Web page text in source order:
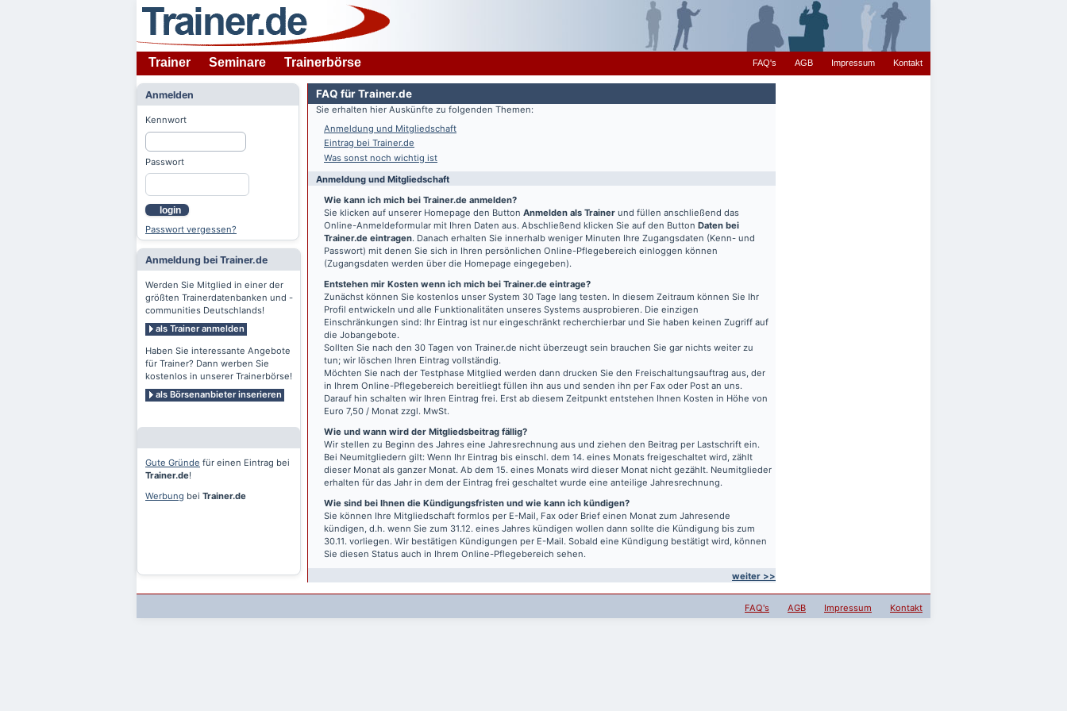
Trainer Seminare Trainerbörse FAQ's AGB Impressum Kontakt
Anmelden
Kennwort
Passwort
login
Passwort vergessen?
Anmeldung bei Trainer.de
Werden Sie Mitglied in einer der
größten Trainerdatenbanken und -
communities Deutschlands!
als Trainer anmelden
Haben Sie interessante Angebote
für Trainer? Dann werben Sie
kostenlos in unserer Trainerbörse!
als Börsenanbieter inserieren
Gute Gründe für einen Eintrag bei
Trainer.de!
Werbung bei Trainer.de
FAQ für Trainer.de
Sie erhalten hier Auskünfte zu folgenden Themen:
Anmeldung und Mitgliedschaft
Eintrag bei Trainer.de
Was sonst noch wichtig ist
Anmeldung und Mitgliedschaft
Wie kann ich mich bei Trainer.de anmelden?
Sie klicken auf unserer Homepage den Button Anmelden als Trainer und füllen anschließend das
Online-Anmeldeformular mit Ihren Daten aus. Abschließend klicken Sie auf den Button Daten bei
Trainer.de eintragen. Danach erhalten Sie innerhalb weniger Minuten Ihre Zugangsdaten (Kenn- und
Passwort) mit denen Sie sich in Ihren persönlichen Online-Pflegebereich einloggen können
(Zugangsdaten werden über die Homepage eingegeben).
Entstehen mir Kosten wenn ich mich bei Trainer.de eintrage?
Zunächst können Sie kostenlos unser System 30 Tage lang testen. In diesem Zeitraum können Sie Ihr
Profil entwickeln und alle Funktionalitäten unseres Systems ausprobieren. Die einzigen
Einschränkungen sind: Ihr Eintrag ist nur eingeschränkt recherchierbar und Sie haben keinen Zugriff auf
die Jobangebote.
Sollten Sie nach den 30 Tagen von Trainer.de nicht überzeugt sein brauchen Sie gar nichts weiter zu
tun; wir löschen Ihren Eintrag vollständig.
Möchten Sie nach der Testphase Mitglied werden dann drucken Sie den Freischaltungsauftrag aus, der
in Ihrem Online-Pflegebereich bereitliegt füllen ihn aus und senden ihn per Fax oder Post an uns.
Darauf hin schalten wir Ihren Eintrag frei. Erst ab diesem Zeitpunkt entstehen Ihnen Kosten in Höhe von
Euro 7,50 / Monat zzgl. MwSt.
Wie und wann wird der Mitgliedsbeitrag fällig?
Wir stellen zu Beginn des Jahres eine Jahresrechnung aus und ziehen den Beitrag per Lastschrift ein.
Bei Neumitgliedern gilt: Wenn Ihr Eintrag bis einschl. dem 14. eines Monats freigeschaltet wird, zählt
dieser Monat als ganzer Monat. Ab dem 15. eines Monats wird dieser Monat nicht gezählt. Neumitglieder
erhalten für das Jahr in dem der Eintrag frei geschaltet wurde eine anteilige Jahresrechnung.
Wie sind bei Ihnen die Kündigungsfristen und wie kann ich kündigen?
Sie können Ihre Mitgliedschaft formlos per E-Mail, Fax oder Brief einen Monat zum Jahresende
kündigen, d.h. wenn Sie zum 31.12. eines Jahres kündigen wollen dann sollte die Kündigung bis zum
30.11. vorliegen. Wir bestätigen Kündigungen per E-Mail. Sobald eine Kündigung bestätigt wird, können
Sie diesen Status auch in Ihrem Online-Pflegebereich sehen.
weiter >>
FAQ's AGB Impressum Kontakt